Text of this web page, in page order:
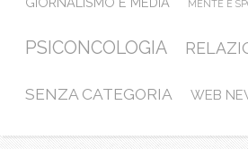
MENTE E
PSICONCOLOGIA
SENZA CATEGORIA WEB